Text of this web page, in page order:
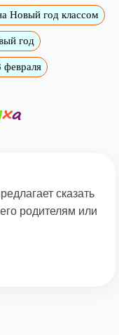
Новый год классом
год
февраля
сказать
его родителям или